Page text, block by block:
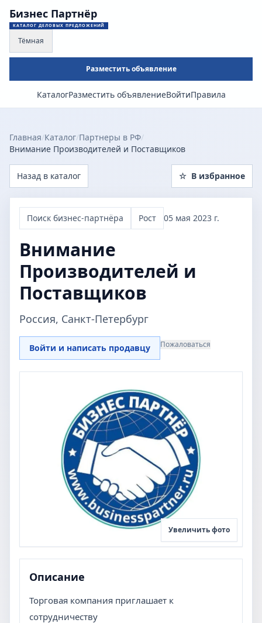
Бизнес Партнёр
КАТАЛОГ ДЕЛОВЫХ ПРЕДЛОЖЕНИЙ
Тёмная
Разместить объявление
КаталогРазместить объявлениеВойтиПравила
Главная/Каталог/Партнеры в РФ/
Внимание Производителей и Поставщиков
Назад в каталог ☆ В избранное
Поиск бизнес-партнёра Рост 05 мая 2023 г.
Внимание
Производителей и
Поставщиков
Россия, Санкт-Петербург
Войти и написать продавцу Пожаловаться
Увеличить фото
Описание
Торговая компания приглашает к
сотрудничеству